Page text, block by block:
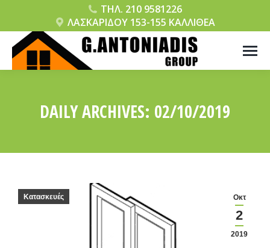
ΤΗΛ. 210 9581226
ΛΑΣΚΑΡΙΔΟΥ 153-155 ΚΑΛΛΙΘΕΑ
DAILY ARCHIVES: 02/10/2019
Οκτ
2
2019
Κατασκευές